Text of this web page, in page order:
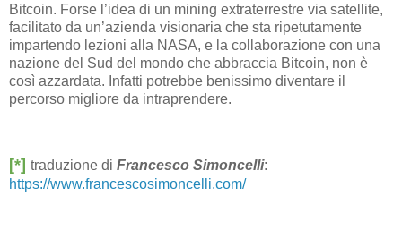
Bitcoin. Forse l’idea di un mining extraterrestre via satellite,
facilitato da un’azienda visionaria che sta ripetutamente
impartendo lezioni alla NASA, e la collaborazione con una
nazione del Sud del mondo che abbraccia Bitcoin, non è
così azzardata. Infatti potrebbe benissimo diventare il
percorso migliore da intraprendere.
[*] traduzione di Francesco Simoncelli:
https://www.francescosimoncelli.com/